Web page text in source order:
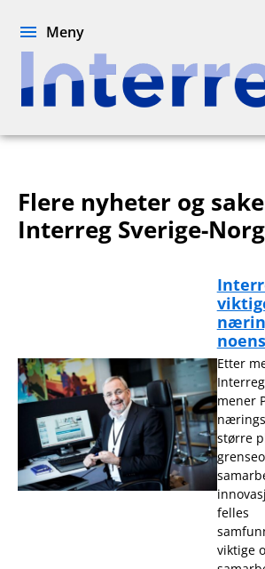
Interreg.no
Meny
Flere nyheter og
Interreg Sverige-
Etter
mener
større
felles
viktige